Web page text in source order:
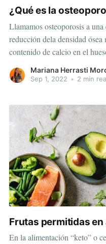
¿Qué es la
Llamamos osteoporosis a
reducción dela densidad
contenido de calcio en el
vivo, en constante cambio y
Mariana Herrasti
Sep 1, 2022 • 2 min
Frutas permitidas
En la alimentación “keto” o